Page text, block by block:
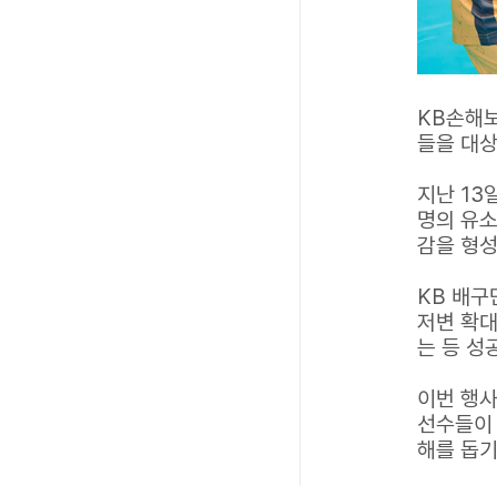
KB손해
들을 대
지난 13
명의 유
감을 형
KB 배구
저변 확
는 등 성
이번 행
선수들
해를 돕